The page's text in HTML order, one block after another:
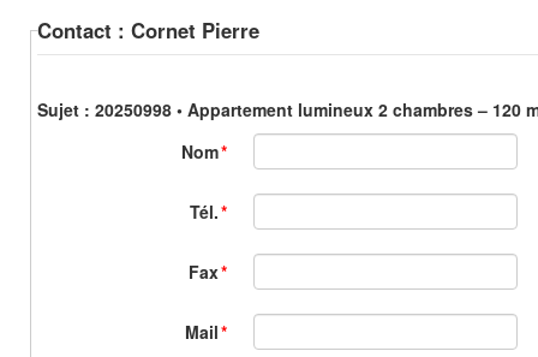
Contact : Cornet Pierre
Sujet : 20250998 • Appartement lumineux 2 chambres – 120
Nom*
Tél.*
Fax*
Mail*